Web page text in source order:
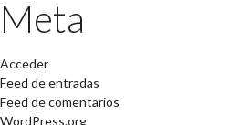
Meta
Acceder
Feed de entradas
Feed de comentarios
WordPress.org